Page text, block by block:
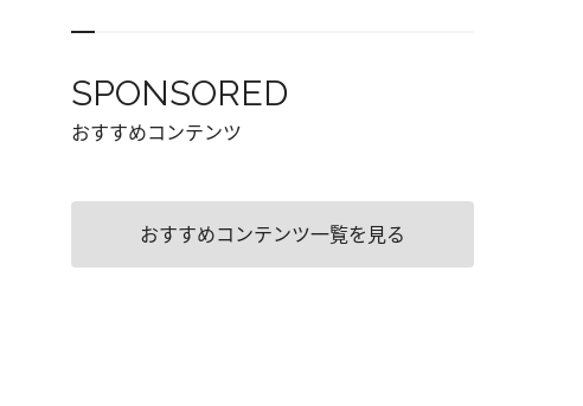
SPONSORED
おすすめコンテンツ
おすすめコンテンツ一覧を見る